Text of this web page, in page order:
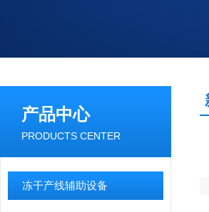
产品中心
PRODUCTS CENTER
冻干产线辅助设备